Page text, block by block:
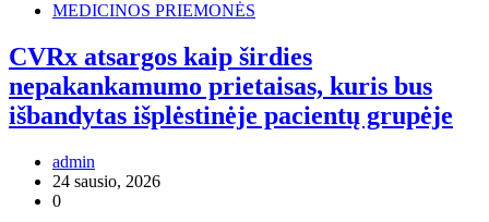
MEDICINOS PRIEMONĖS
CVRx atsargos kaip širdies
nepakankamumo prietaisas, kuris bus
išbandytas išplėstinėje pacientų grupėje
admin
24 sausio, 2026
0